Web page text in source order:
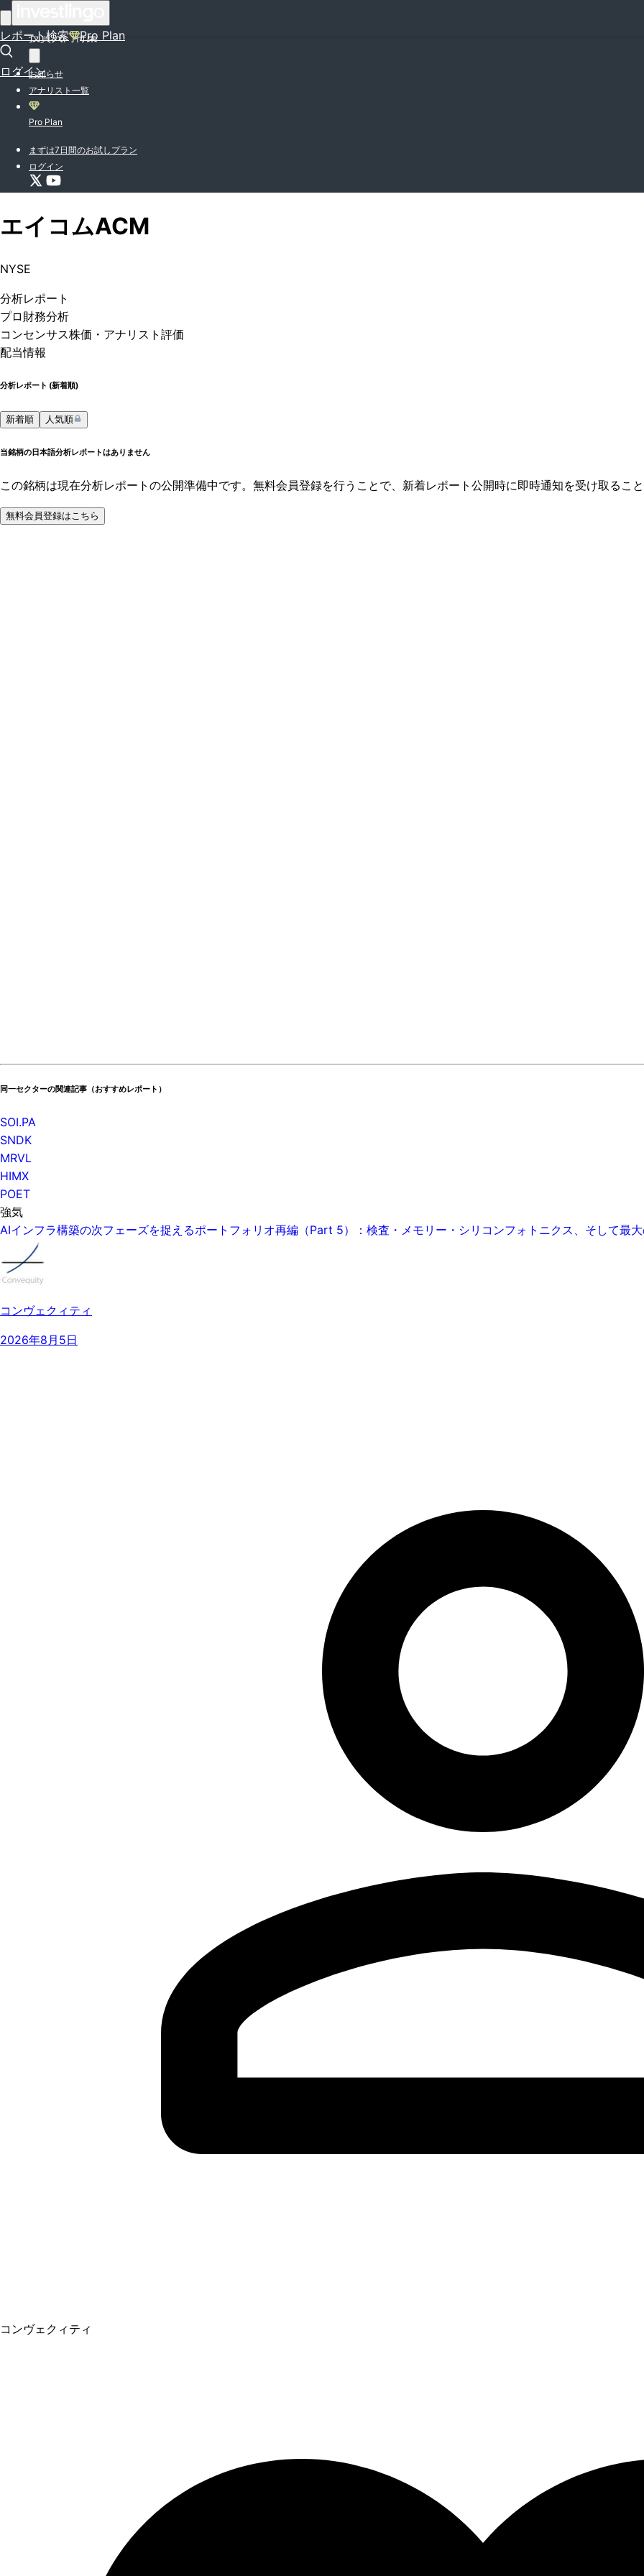
レポート検索 Pro Plan
ログイン
投資入門特集
お知らせ
アナリスト一覧
Pro Plan
まずは7日間のお試しプラン
ログイン
エイコムACM
NYSE
分析レポート
プロ 財務分析
コンセンサス株価 ・アナリスト評価
配当情報
分析レポート (新着順)
新着順 人気順
当銘柄の日本語分析レポートはありません
この銘柄は現在分析レポートの公開準備中です。無料会員登録を行うことで、新着レポート公開時に即時通知を受け取ること
無料会員登録はこちら
同一セクターの関連記事（おすすめレポート）
SOI.PA
SNDK
MRVL
HIMX
POET
強気
AIインフラ構築の次フェーズを捉えるポートフォリオ再編（Part 5）：検査・メモリー・シリコンフォトニクス、そして最
コンヴェクィティ
2026年8月5日
コンヴェクィティ